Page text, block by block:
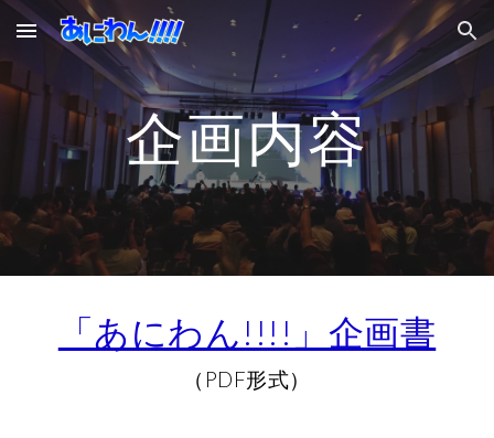
Skip to main content Skip to navigation
企画内容
「あにわん!!!!」企画書
（PDF形式）